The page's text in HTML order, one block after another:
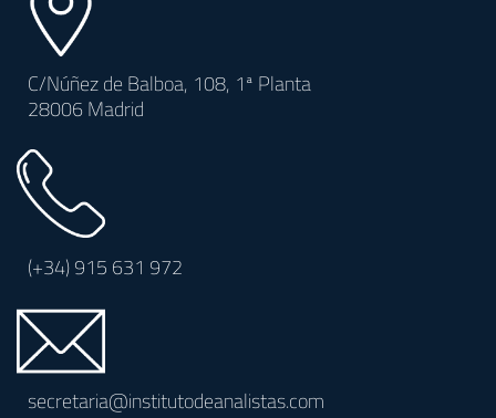
C/Núñez de Balboa, 108, 1ª Planta
28006 Madrid
(+34)915 631 972
secretaria@institutodeanalistas.com